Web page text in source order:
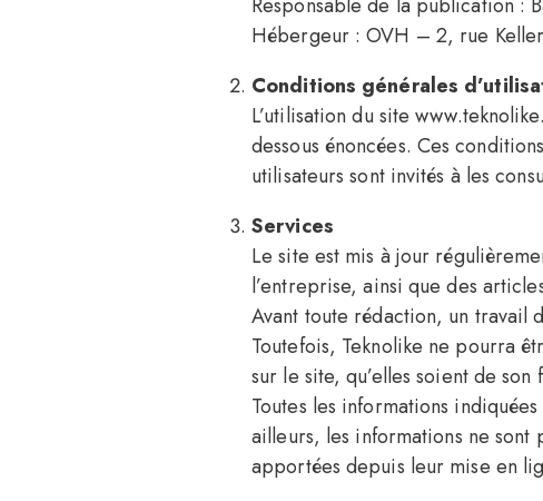
Hébergeur : OVH – 2, rue
Conditions générales
L’utilisation du site
dessous énoncées. Ces
utilisateurs sont invités à les
Services
Le site est mis à jour
l’entreprise, ainsi que des
Avant toute rédaction, un travail
Toutefois, Teknolike ne pourra
sur le site, qu’elles soient de
Toutes les informations
ailleurs, les informations ne sont
apportées depuis leur mise en